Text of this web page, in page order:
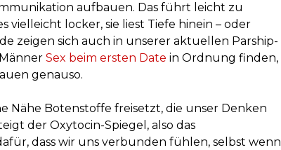
aufbauen. Das führt leicht zu
vielleicht locker, sie liest Tiefe hinein – oder
zeigen sich auch in unserer aktuellen Parship-
Sex beim ersten Date in Ordnung finden,
genauso.
Nähe Botenstoffe freisetzt, die unser Denken
der Oxytocin-Spiegel, also das
dass wir uns verbunden fühlen, selbst wenn